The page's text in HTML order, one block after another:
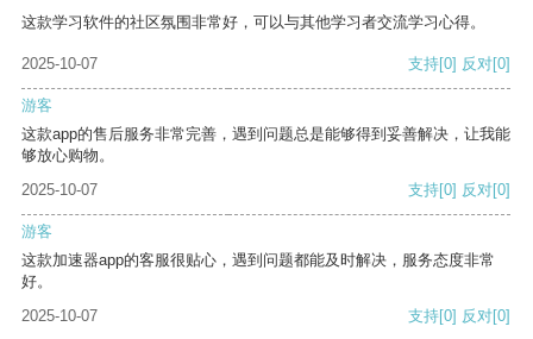
这款学习软件的社区氛围非常好，可以与其他学习者交流学习心得。
2025-10-07 支持[0] 反对[0]
游客
这款app的售后服务非常完善，遇到问题总是能够得到妥善解决，让我能
够放心购物。
2025-10-07
支持[0] 反对[0]
游客
这款加速器app的客服很贴心，遇到问题都能及时解决，服务态度非常
好。
2025-10-07
支持[0] 反对[0]